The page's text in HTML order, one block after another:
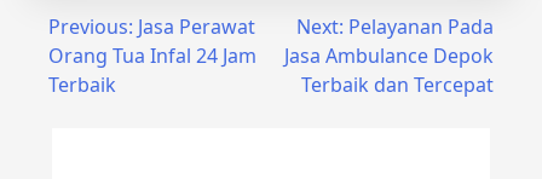
Post
navigation
Previous: Jasa Perawat
Orang Tua Infal 24 Jam
Terbaik
Next: Pelayanan Pada
Jasa Ambulance Depok
Terbaik dan Tercepat